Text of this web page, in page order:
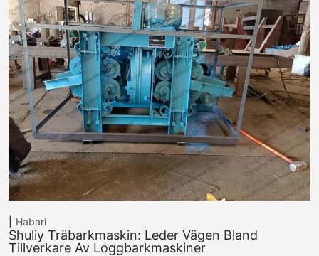
Habari
Shuliy Träbarkmaskin: Leder Vägen Bland
Tillverkare Av Loggbarkmaskiner